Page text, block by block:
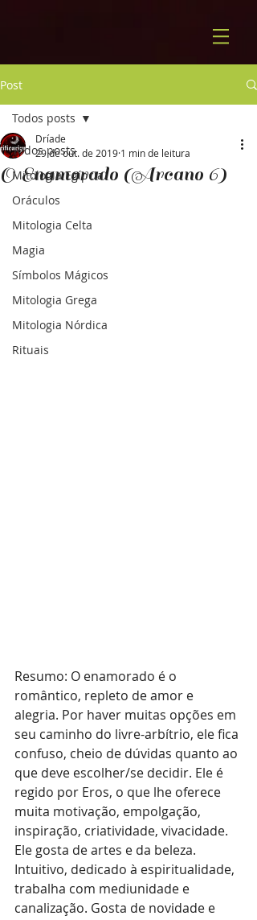
Post
Todos posts
Mitologia Egípcia
Oráculos
Mitologia Celta
Magia
Símbolos Mágicos
Mitologia Grega
Mitologia Nórdica
Rituais
Todos posts
O Enamorado (Arcano 6)
Dríade
29 de out. de 2019 1 min de leitura
Resumo: O enamorado é o
romântico, repleto de amor e
alegria. Por haver muitas opções em
seu caminho do livre-arbítrio, ele fica
confuso, cheio de dúvidas quanto ao
que deve escolher/se decidir. Ele é
regido por Eros, o que lhe oferece
muita motivação, empolgação,
inspiração, criatividade, vivacidade.
Ele gosta de artes e da beleza.
Intuitivo, dedicado à espiritualidade,
trabalha com mediunidade e
canalização. Gosta de novidade e